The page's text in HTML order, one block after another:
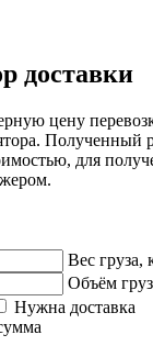
доставки
цену
Полученный
для
Вес груза,
Объём
Нужна доставка